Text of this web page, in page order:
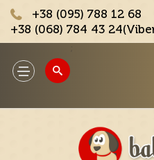
+38 (095) 788 12 68
+38 (068) 784 43
Toggle
navigation